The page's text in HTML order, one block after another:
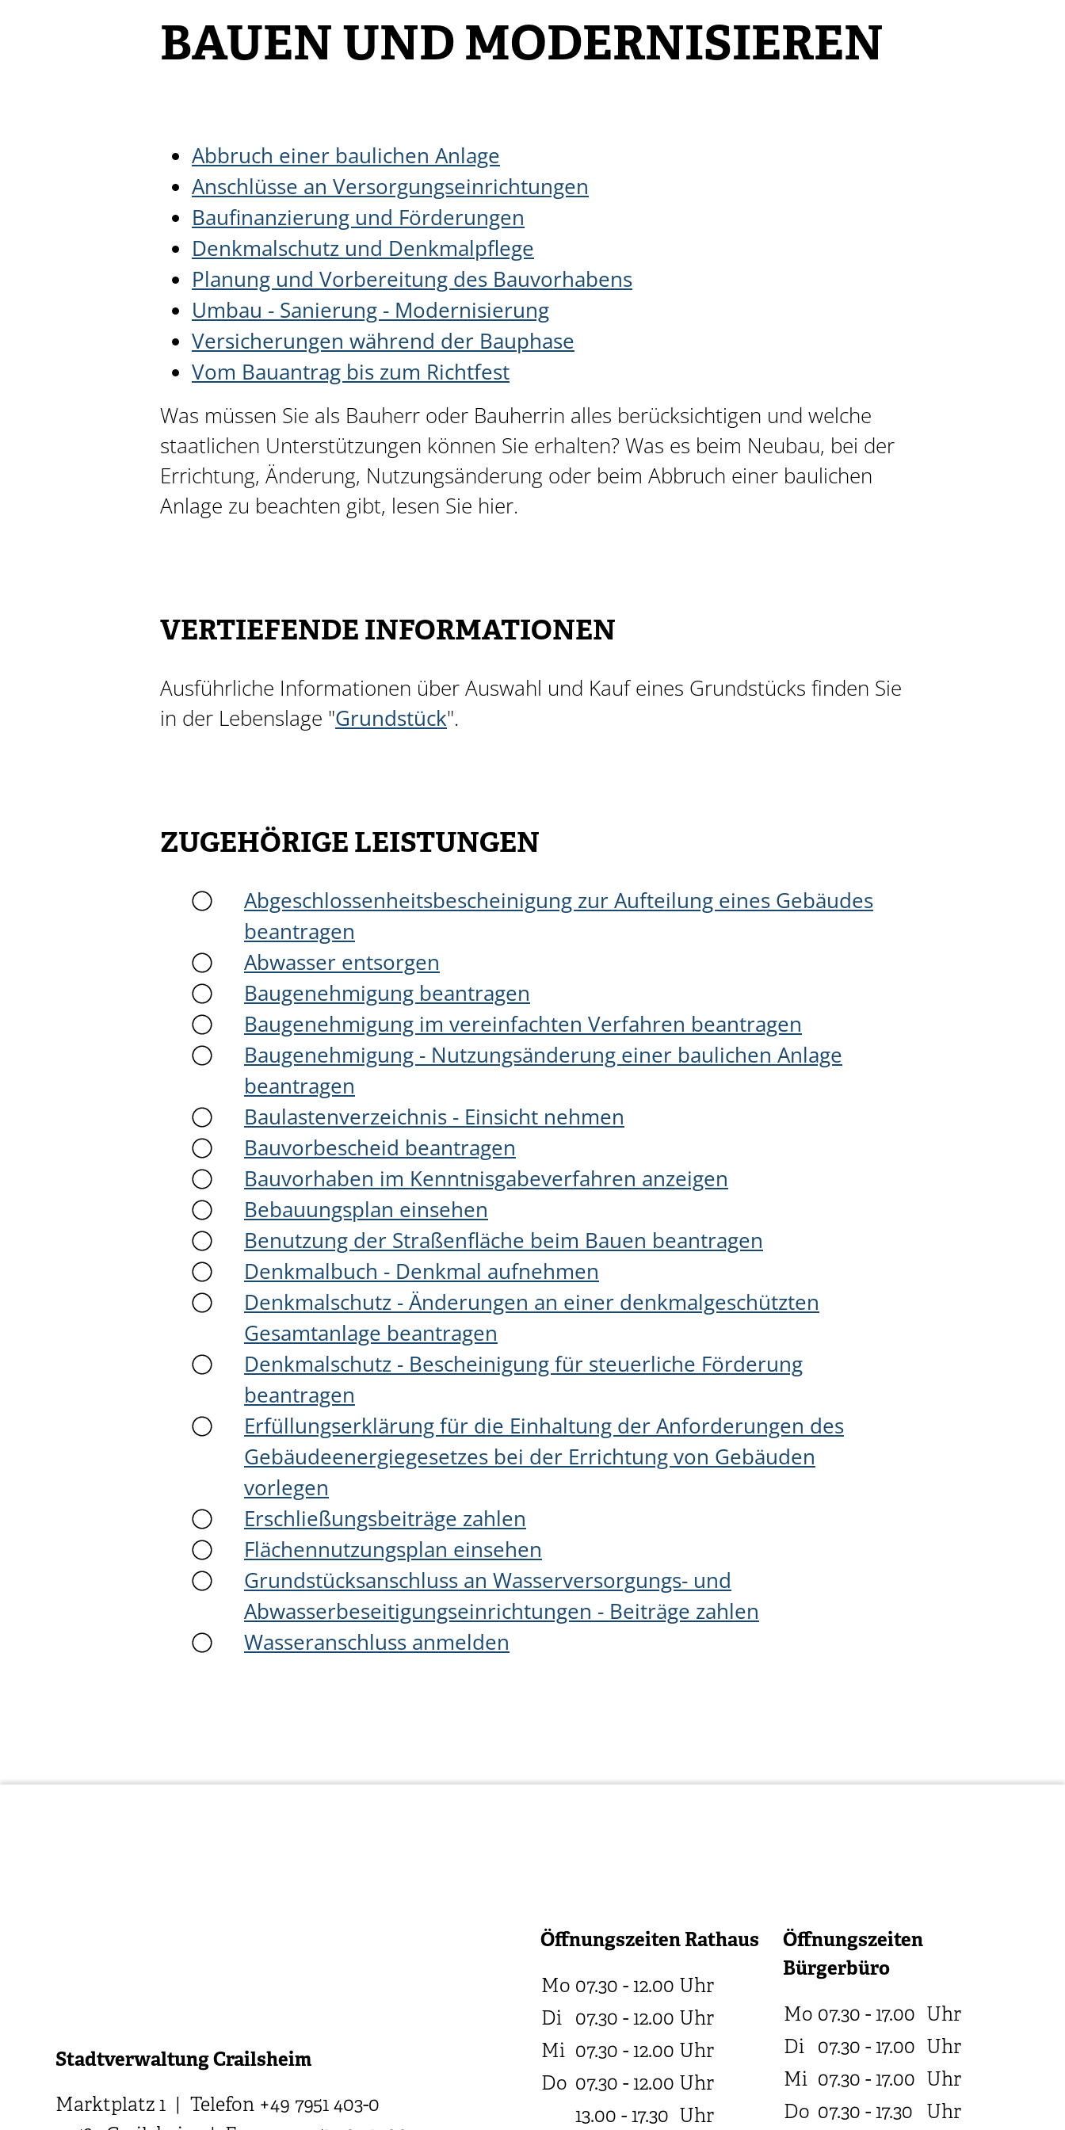
BAUEN UND MODERNISIEREN
Abbruch einer baulichen Anlage
Anschlüsse an Versorgungseinrichtungen
Baufinanzierung und Förderungen
Denkmalschutz und Denkmalpflege
Planung und Vorbereitung des Bauvorhabens
Umbau - Sanierung - Modernisierung
Versicherungen während der Bauphase
Vom Bauantrag bis zum Richtfest
Was müssen Sie als Bauherr oder Bauherrin alles berücksichtigen und welche
staatlichen Unterstützungen können Sie erhalten? Was es beim Neubau, bei der
Errichtung, Änderung, Nutzungsänderung oder beim Abbruch einer baulichen
Anlage zu beachten gibt, lesen Sie hier.
VERTIEFENDE INFORMATIONEN
Ausführliche Informationen über Auswahl und Kauf eines Grundstücks finden Sie
in der Lebenslage "Grundstück".
ZUGEHÖRIGE LEISTUNGEN
Abgeschlossenheitsbescheinigung zur Aufteilung eines Gebäudes
beantragen
Abwasser entsorgen
Baugenehmigung beantragen
Baugenehmigung im vereinfachten Verfahren beantragen
Baugenehmigung - Nutzungsänderung einer baulichen Anlage
beantragen
Baulastenverzeichnis - Einsicht nehmen
Bauvorbescheid beantragen
Bauvorhaben im Kenntnisgabeverfahren anzeigen
Bebauungsplan einsehen
Benutzung der Straßenfläche beim Bauen beantragen
Denkmalbuch - Denkmal aufnehmen
Denkmalschutz - Änderungen an einer denkmalgeschützten
Gesamtanlage beantragen
Denkmalschutz - Bescheinigung für steuerliche Förderung
beantragen
Erfüllungserklärung für die Einhaltung der Anforderungen des
Gebäudeenergiegesetzes bei der Errichtung von Gebäuden
vorlegen
Erschließungsbeiträge zahlen
Flächennutzungsplan einsehen
Grundstücksanschluss an Wasserversorgungs- und
Abwasserbeseitigungseinrichtungen - Beiträge zahlen
Wasseranschluss anmelden
Stadtverwaltung Crailsheim
Marktplatz 1 | Telefon +49 7951 403-0
Öffnungszeiten Rathaus
Mo 07.30 - 12.00 Uhr
Di 07.30 - 12.00 Uhr
Mi 07.30 - 12.00 Uhr
Do 07.30 - 12.00 Uhr
13.00 - 17.30 Uhr
Öffnungszeiten
Bürgerbüro
Mo 07.30 - 17.00 Uhr
Di 07.30 - 17.00 Uhr
Mi 07.30 - 17.00 Uhr
Do 07.30 - 17.30 Uhr